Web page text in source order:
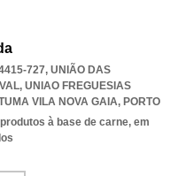
727, UNIÃO DAS
, UNIAO FREGUESIAS
VILA NOVA GAIA, PORTO
à base de carne, em